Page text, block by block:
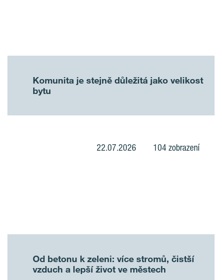
Komunita je stejně důležitá jako velikost
bytu
22.07.2026 104 zobrazení
Od betonu k zeleni: více stromů, čistší
vzduch a lepší život ve městech